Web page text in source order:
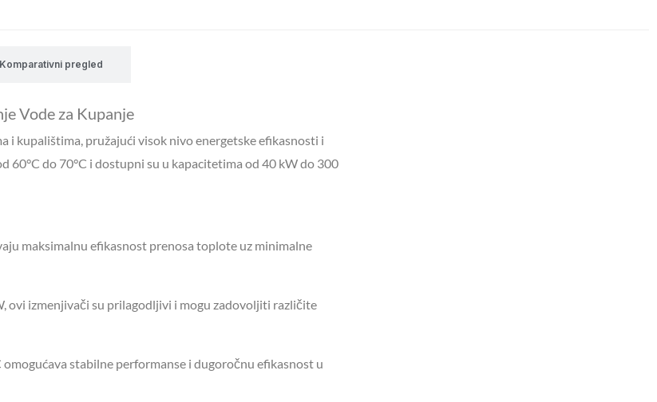
Komparativni pregled
Vode za Kupanje
i kupalištima, pružajući visok nivo energetske efikasnosti i
do 70°C i dostupni su u kapacitetima od 40 kW do 300
maksimalnu efikasnost prenosa toplote uz minimalne
ovi izmenjivači su prilagodljivi i mogu zadovoljiti različite
stabilne performanse i dugoročnu efikasnost u